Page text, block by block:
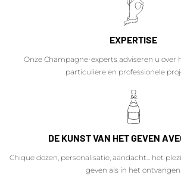
EXPERTISE
Onze Champagne-experts adviseren u over
particuliere en professionele
DE KUNST VAN HET GEVEN
Chique dozen, personalisatie, aandacht... het
geven als in het ontvangen.